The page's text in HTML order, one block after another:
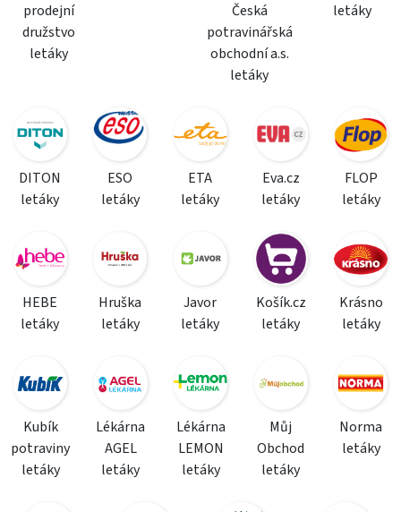
prodejní
družstvo
letáky
Česká
potravinářská
obchodní a.s.
letáky
letáky
DITON
letáky
ESO
letáky
ETA
letáky
Eva.cz
letáky
FLOP
letáky
HEBE
letáky
Hruška
letáky
Javor
letáky
Košík.cz
letáky
Krásno
letáky
Kubík
potraviny
letáky
Lékárna
AGEL
letáky
Lékárna
LEMON
letáky
Můj
Obchod
letáky
Norma
letáky